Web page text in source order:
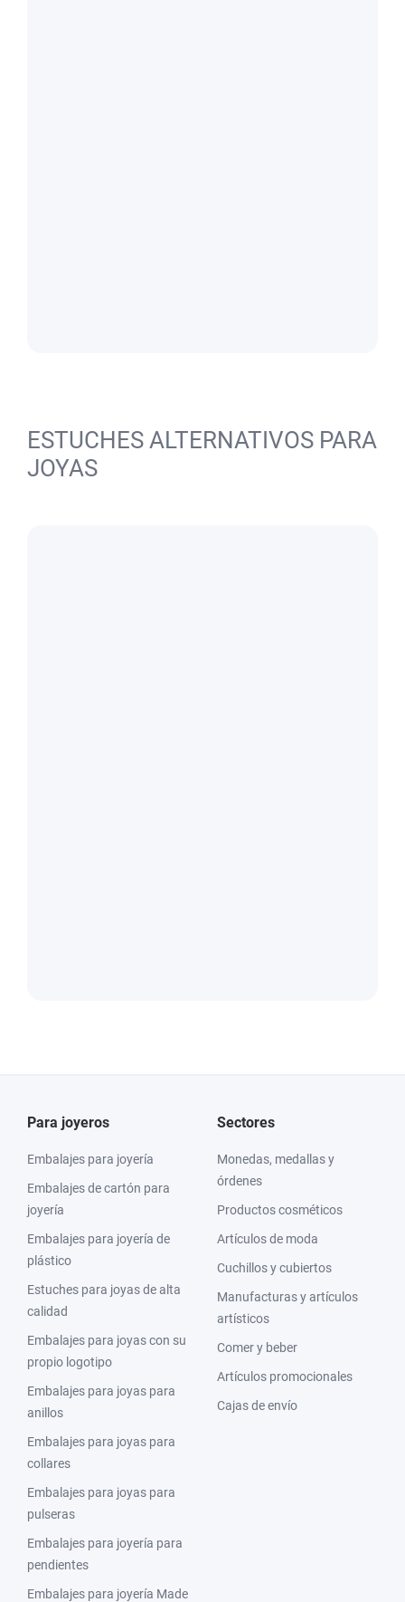
ESTUCHES ALTERNATIVOS PARA
JOYAS
Para joyeros
Embalajes para joyería
Embalajes de cartón para
joyería
Embalajes para joyería de
plástico
Estuches para joyas de alta
calidad
Embalajes para joyas con su
propio logotipo
Embalajes para joyas para
anillos
Embalajes para joyas para
collares
Embalajes para joyas para
pulseras
Embalajes para joyería para
pendientes
Embalajes para joyería Made
Sectores
Monedas, medallas y
órdenes
Productos cosméticos
Artículos de moda
Cuchillos y cubiertos
Manufacturas y artículos
artísticos
Comer y beber
Artículos promocionales
Cajas de envío